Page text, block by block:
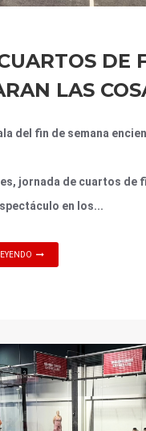
DE
LAS
del fin de semana
jornada de cuartos de
en los...